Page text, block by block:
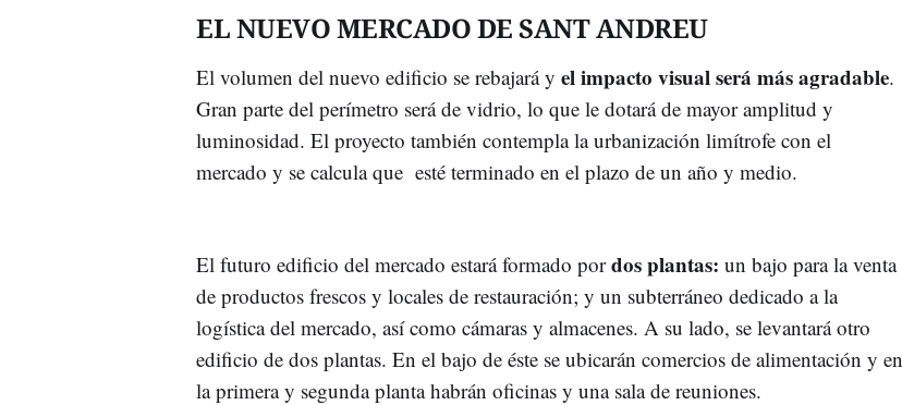
EL NUEVO MERCADO DE SANT ANDREU
El volumen del nuevo edificio se rebajará y el impacto visual será más agradable.
Gran parte del perímetro será de vidrio, lo que le dotará de mayor amplitud y
luminosidad. El proyecto también contempla la urbanización limítrofe con el
mercado y se calcula que esté terminado en el plazo de un año y medio.
El futuro edificio del mercado estará formado pordos plantas: un bajo para la venta
de productos frescos y locales de restauración; y un subterráneo dedicado a la
logística del mercado, así como cámaras y almacenes. A su lado, se levantará otro
edificio de dos plantas. En el bajo de éste se ubicarán comercios de alimentación y en
la primera y segunda planta habrán oficinas y una sala de reuniones.